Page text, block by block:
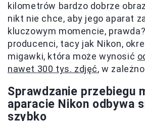
kilometrów bardzo dobrze
nikt nie chce, aby jego aparat
kluczowym momencie,
producenci, tacy jak Nikon,
migawki, która może wynosić
nawet 300 tys. zdjęć, w
Sprawdzanie przebiegu
aparacie Nikon odbywa
szybko